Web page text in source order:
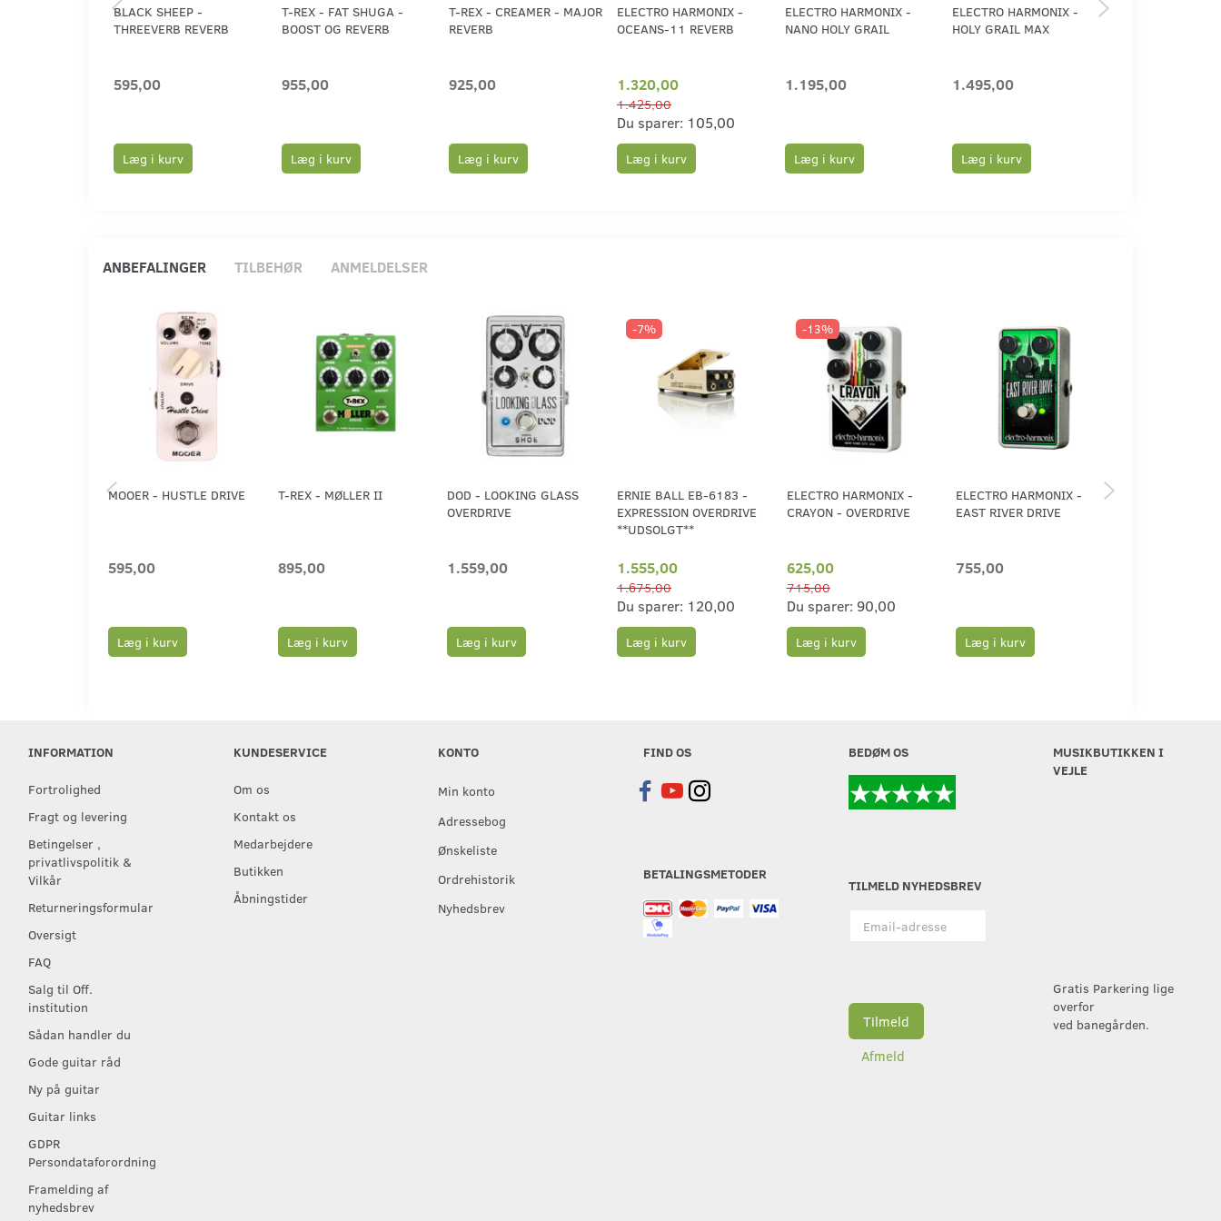
BLACK SHEEP -
THREEVERB REVERB
595,00
Læg i kurv
T-REX - FAT SHUGA -
BOOST OG REVERB
955,00
Læg i kurv
T-REX - CREAMER - MAJOR
REVERB
925,00
Læg i kurv
ELECTRO HARMONIX -
OCEANS-11 REVERB
1.320,00
1.425,00
Du sparer: 105,00
Læg i kurv
ELECTRO HARMONIX -
NANO HOLY GRAIL
1.195,00
Læg i kurv
ELECTRO HARMONIX -
HOLY GRAIL MAX
1.495,00
Læg i kurv
ANBEFALINGER TILBEHØR ANMELDELSER
MOOER - HUSTLE DRIVE
595,00
Læg i kurv
T-REX - MØLLER II
895,00
Læg i kurv
DOD - LOOKING GLASS
OVERDRIVE
1.559,00
Læg i kurv
-7%
ERNIE BALL EB-6183 -
EXPRESSION OVERDRIVE
**UDSOLGT**
1.555,00
1.675,00
Du sparer: 120,00
Læg i kurv
-13%
ELECTRO HARMONIX -
CRAYON - OVERDRIVE
625,00
715,00
Du sparer: 90,00
Læg i kurv
ELECTRO HARMONIX -
EAST RIVER DRIVE
755,00
Læg i kurv
INFORMATION
Fortrolighed
Fragt og levering
Betingelser ,
privatlivspolitik &
Vilkår
Returneringsformular
Oversigt
FAQ
Salg til Off.
institution
Sådan handler du
Gode guitar råd
Ny på guitar
Guitar links
GDPR
Persondataforordning
Framelding af
nyhedsbrev
KUNDESERVICE
Om os
Kontakt os
Medarbejdere
Butikken
Åbningstider
KONTO
Min konto
Adressebog
Ønskeliste
Ordrehistorik
Nyhedsbrev
FIND OS
BETALINGSMETODER
BEDØM OS
TILMELD NYHEDSBREV
adresse
Tilmeld
Afmeld
MUSIKBUTIKKEN I
VEJLE
Gratis Parkering lige
overfor
ved banegården.